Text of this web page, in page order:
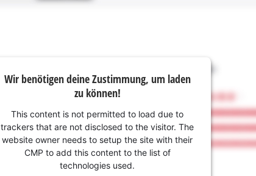
Wir benötigen deine Zustimmung, um laden
zu können!
This content is not permitted to load due to
trackers that are not disclosed to the visitor. The
website owner needs to setup the site with their
CMP to add this content to the list of
technologies used.